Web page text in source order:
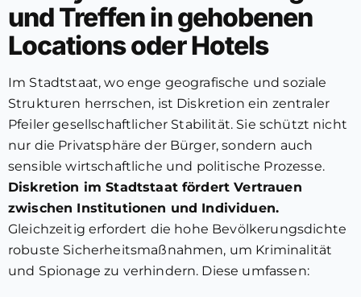
und Treffen in gehobenen
Locations oder Hotels
Im Stadtstaat, wo enge geografische und soziale
Strukturen herrschen, ist Diskretion ein zentraler
Pfeiler gesellschaftlicher Stabilität. Sie schützt nicht
nur die Privatsphäre der Bürger, sondern auch
sensible wirtschaftliche und politische Prozesse.
Diskretion im Stadtstaat fördert Vertrauen
zwischen Institutionen und Individuen.
Gleichzeitig erfordert die hohe Bevölkerungsdichte
robuste Sicherheitsmaßnahmen, um Kriminalität
und Spionage zu verhindern. Diese umfassen: